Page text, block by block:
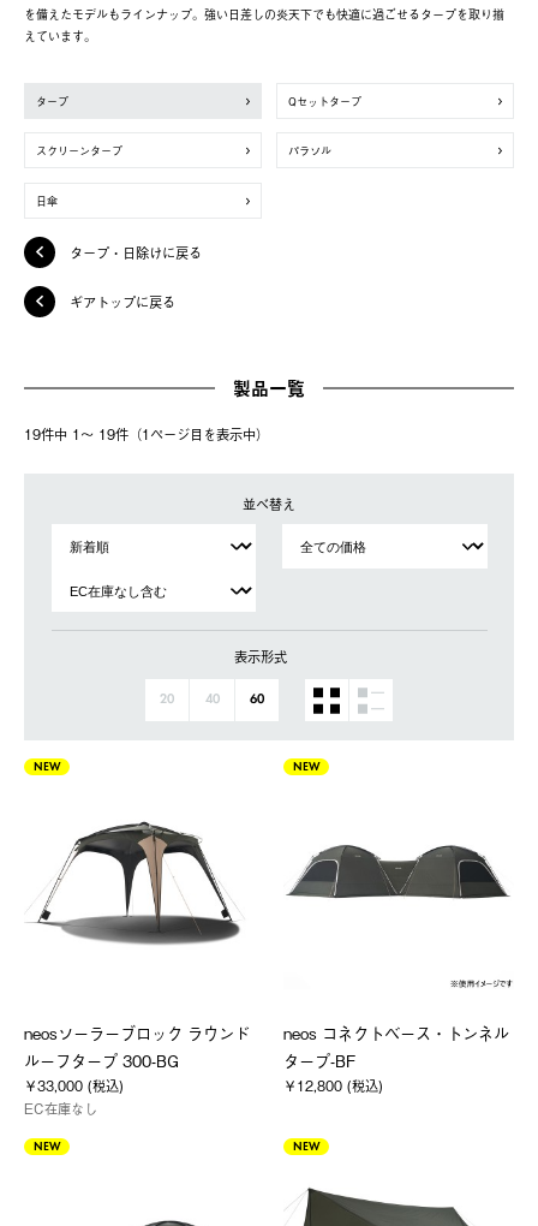
を備えたモデルもラインナップ。強い日差しの炎天下でも快適に過ごせるタープを取り揃
えています。
タープ Qセットタープ
スクリーンタープ パラソル
日傘
タープ・日除けに戻る
ギアトップに戻る
製品一覧
19件中 1〜 19件（1ページ⽬を表⽰中）
並べ替え
表示形式
20 40 60
NEW
neosソーラーブロック ラウンド
ルーフタープ 300-BG
￥33,000 (税込)
EC在庫なし
NEW
neos コネクトベース・トンネル
タープ-BF
￥12,800 (税込)
NEW NEW